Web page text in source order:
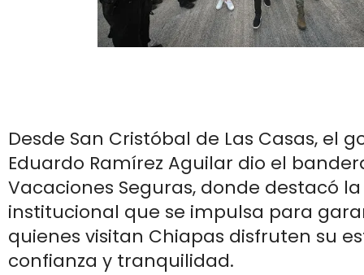
Desde San Cristóbal de Las Casas, el
Eduardo Ramírez Aguilar dio el
Vacaciones Seguras, donde destacó
institucional que se impulsa para
quienes visitan Chiapas disfruten su
confianza y tranquilidad.